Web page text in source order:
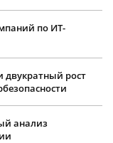
по ИТ-
двукратный рост
анализ